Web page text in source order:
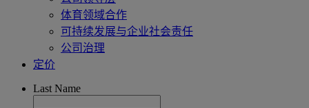
体育领域合作
可持续发展与企业社会责任
公司治理
定价
Last Name